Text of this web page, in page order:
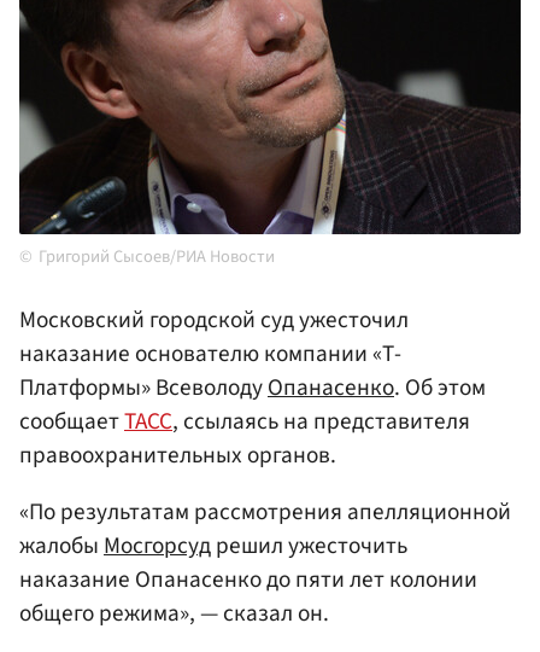
Григорий Сысоев/РИА Новости
Московский городской суд ужесточил
наказание основателю компании «Т-
Платформы» ВсеволодуОпанасенко. Об этом
сообщаетТАСС, ссылаясь на представителя
правоохранительных органов.
«По результатам рассмотрения апелляционной
жалобыМосгорсудрешил ужесточить
наказание Опанасенко до пяти лет колонии
общего режима», — сказал он.